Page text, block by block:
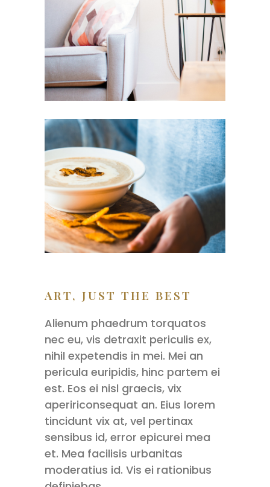
ART, JUST THE BEST
Alienum phaedrum torquatos
nec eu, vis detraxit periculis ex,
nihil expetendis in mei. Mei an
pericula euripidis, hinc partem ei
est. Eos ei nisl graecis, vix
apeririconsequat an. Eius lorem
tincidunt vix at, vel pertinax
sensibus id, error epicurei mea
et. Mea facilisis urbanitas
moderatius id. Vis ei rationibus